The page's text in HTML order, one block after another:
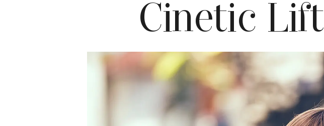
Cinetic Lift